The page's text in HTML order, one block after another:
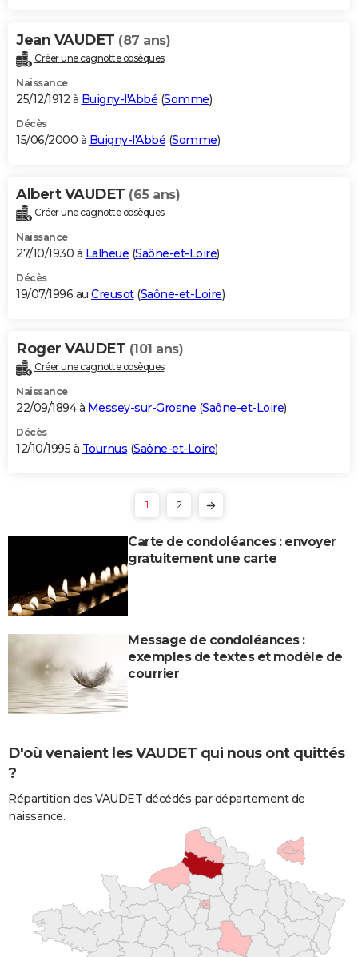
Jean VAUDET (87 ans)
Créer une cagnotte obsèques
Naissance
25/12/1912 à Buigny-l'Abbé (Somme)
Décès
15/06/2000 à Buigny-l'Abbé (Somme)
Albert VAUDET (65 ans)
Créer une cagnotte obsèques
Naissance
27/10/1930 à Lalheue (Saône-et-Loire)
Décès
19/07/1996 au Creusot(Saône-et-Loire)
Roger VAUDET (101 ans)
Créer une cagnotte obsèques
Naissance
22/09/1894 à Messey-sur-Grosne (Saône-et-Loire)
Décès
12/10/1995 à Tournus (Saône-et-Loire)
1 2
Carte de condoléances : envoyer
gratuitement une carte
Message de condoléances :
exemples de textes et modèle de
courrier
D'où venaient les VAUDET qui nous ont quittés
?
Répartition des VAUDET décédés par département de
naissance.